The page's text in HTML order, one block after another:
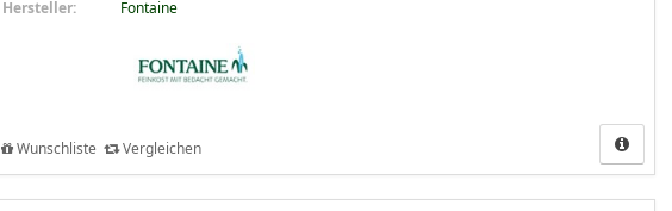
Hersteller:
Fontaine
Wunschliste Vergleichen